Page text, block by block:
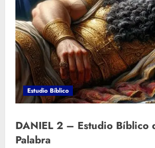
Estudio Bíblico
DANIEL 2 – Estudio Bíblico
Palabra